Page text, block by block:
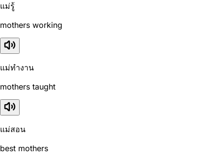
แม่รู้
mothers working
แม่ทำงาน
mothers taught
แม่สอน
best mothers